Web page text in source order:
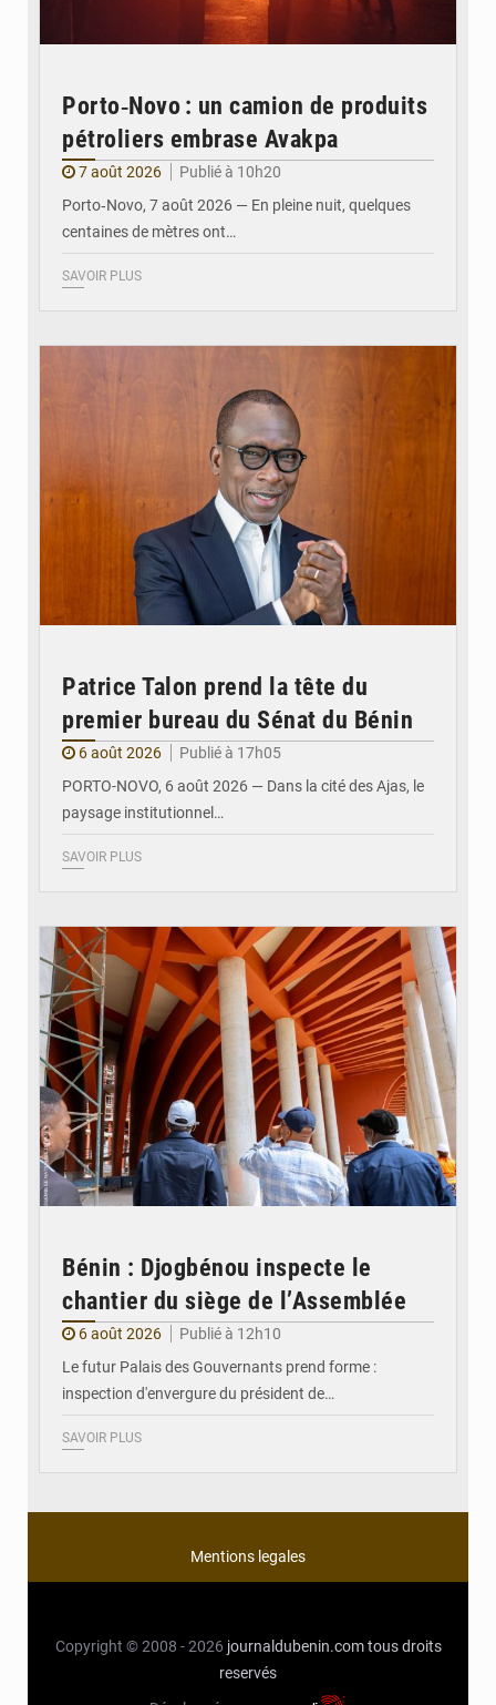
Porto‑Novo : un camion de produits
pétroliers embrase Avakpa
7 août 2026
Publié à 10h20
Porto‑Novo, 7 août 2026 — En pleine nuit, quelques
centaines de mètres ont…
SAVOIR PLUS
Patrice Talon prend la tête du
premier bureau du Sénat du Bénin
6 août 2026
Publié à 17h05
PORTO-NOVO, 6 août 2026 — Dans la cité des Ajas, le
paysage institutionnel…
SAVOIR PLUS
Bénin : Djogbénou inspecte le
chantier du siège de l’Assemblée
6 août 2026
Publié à 12h10
Le futur Palais des Gouvernants prend forme :
inspection d'envergure du président de…
SAVOIR PLUS
Mentions legales
Copyright © 2008 - 2026 journaldubenin.com tous droits
reservés